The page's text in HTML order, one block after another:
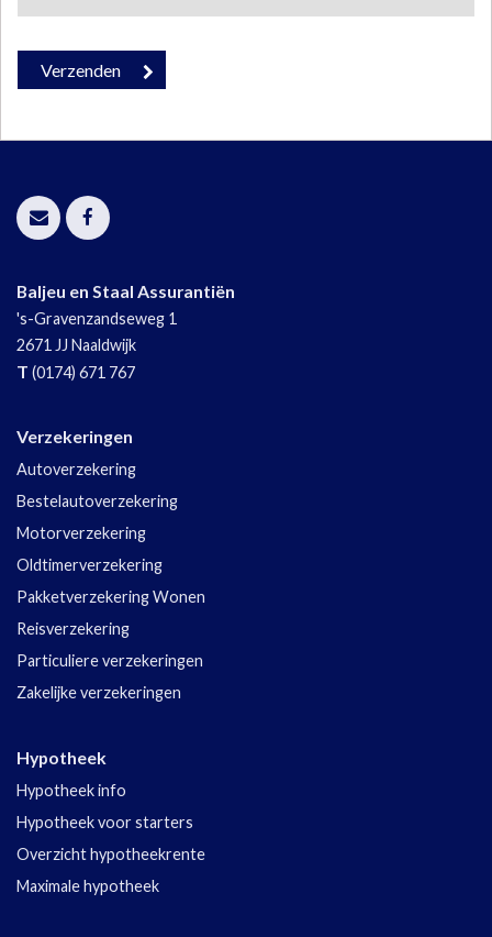
Baljeu en Staal Assurantiën
's-Gravenzandseweg 1
2671 JJ Naaldwijk
T (0174) 671 767
Verzekeringen
Autoverzekering
Bestelautoverzekering
Motorverzekering
Oldtimerverzekering
Pakketverzekering Wonen
Reisverzekering
Particuliere verzekeringen
Zakelijke verzekeringen
Hypotheek
Hypotheek info
Hypotheek voor starters
Overzicht hypotheekrente
Maximale hypotheek